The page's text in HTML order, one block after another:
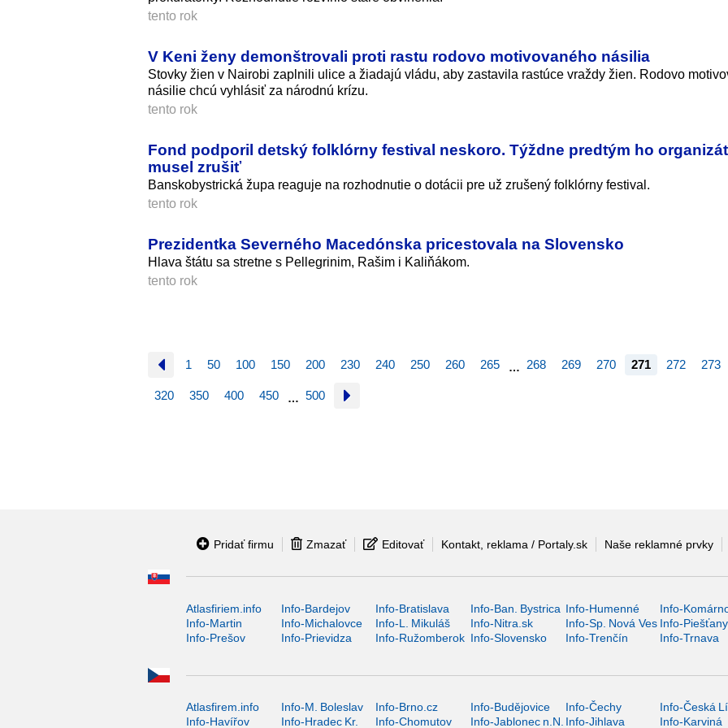
tento rok
V Keni ženy demonštrovali proti rastu rodovo motivovaného násilia
Stovky žien v Nairobi zaplnili ulice a žiadajú vládu, aby zastavila rastúce vraždy žien. Rodovo
násilie chcú vyhlásiť za národnú krízu.
tento rok
Fond podporil detský folklórny festival neskoro. Týždne predtým ho
musel zrušiť
Banskobystrická župa reaguje na rozhodnutie o dotácii pre už zrušený folklórny festival.
tento rok
Prezidentka Severného Macedónska pricestovala na Slovensko
Hlava štátu sa stretne s Pellegrinim, Rašim i Kaliňákom.
tento rok
1 50 100 150 200 230 240 250 260 265 … 268 269 270 271 272 273
320 350 400 450 … 500
Pridať firmu Zmazať Editovať Kontakt, reklama / Portaly.sk Naše reklamné prvky
Atlasfiriem.info Info-Bardejov Info-Bratislava Info-Ban. Bystrica Info-Humenné Info-
Info-Martin
Info-Michalovce Info-L. Mikuláš Info-Nitra.sk Info-Sp. Nová Ves Info-Piešťany
Info-Prešov
Info-Prievidza Info-Ružomberok Info-Slovensko Info-Trenčín Info-Trnava
Atlasfirem.info Info-M. Boleslav Info-Brno.cz Info-Budějovice Info-Čechy Info-Česká
Info-Havířov
Info-Hradec Kr. Info-Chomutov Info-Jablonec n.N. Info-Jihlava Info-Karviná